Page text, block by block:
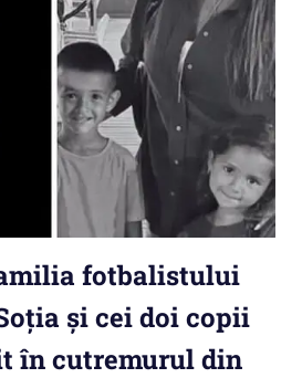
fotbalistului
și cei doi copii
în cutremurul din